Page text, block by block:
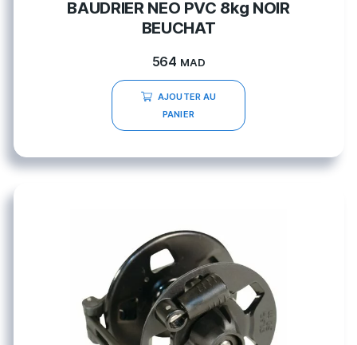
BAUDRIER NEO PVC 8kg NOIR
BEUCHAT
564 MAD
AJOUTER AU
PANIER